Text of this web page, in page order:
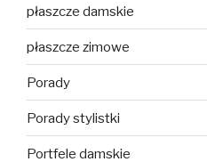
płaszcze damskie
płaszcze zimowe
Porady
Porady stylistki
Portfele damskie